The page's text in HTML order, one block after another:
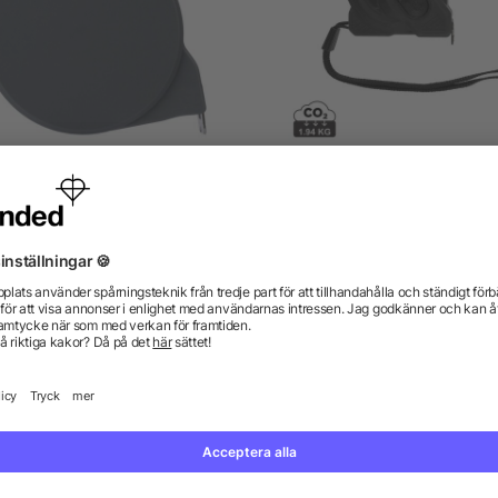
ABS tape measure (3
meter) Ute
från 8,68 kr
Vi har svaren.